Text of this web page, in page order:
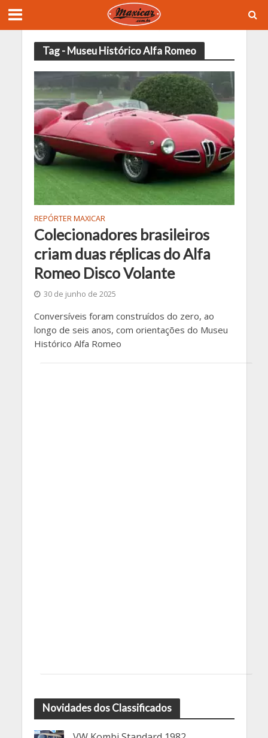
Tag - Museu Histórico Alfa Romeo
REPÓRTER MAXICAR
Colecionadores brasileiros
criam duas réplicas do Alfa
Romeo Disco Volante
30 de junho de 2025
Conversíveis foram construídos do zero, ao
longo de seis anos, com orientações do Museu
Histórico Alfa Romeo
Novidades dos Classificados